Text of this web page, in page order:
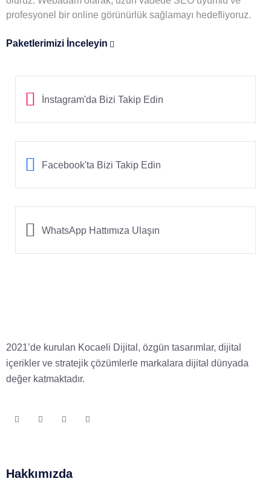
profesyonel bir online görünürlük sağlamayı hedefliyoruz.
Paketlerimizi İnceleyin
İnstagram'da Bizi Takip Edin
Facebook'ta Bizi Takip Edin
WhatsApp Hattımıza Ulaşın
2021’de kurulan Kocaeli Dijital, özgün tasarımlar, dijital
içerikler ve stratejik çözümlerle markalara dijital dünyada
değer katmaktadır.
Hakkımızda